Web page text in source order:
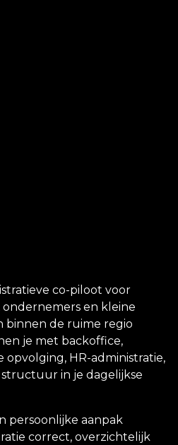
co-piloot voor
en kleine
binnen de ruime regio
je met backoffice,
opvolging, HR-administratie,
in je dagelijkse
persoonlijke aanpak
correct, overzichtelijk